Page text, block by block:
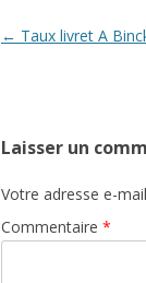
Navigation
← Taux livret A
Laisser un
Votre adresse e-
Commentaire *